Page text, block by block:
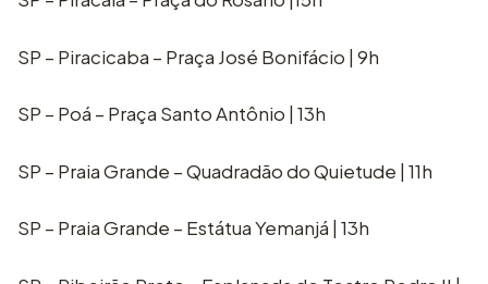
SP – Piracicaba – Praça José Bonifácio | 9h
SP – Poá – Praça Santo Antônio | 13h
SP – Praia Grande – Quadradão do Quietude | 11h
SP – Praia Grande – Estátua Yemanjá | 13h